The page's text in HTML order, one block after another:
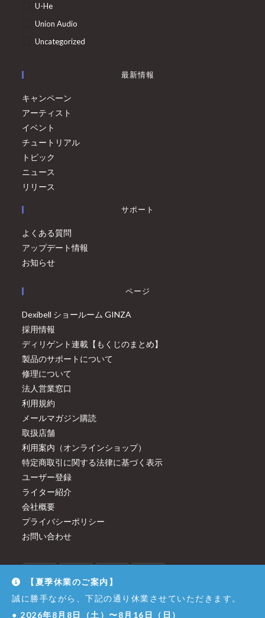
U-He
Union Audio
Uncategorized
最新情報
キャンペーン
アーティスト
イベント
チュートリアル
トピック
ニュース
リリース
サポート
よくある質問
アップデート情報
お知らせ
ページ
Dexibell ショールーム GINZA
採用情報
ディリゲント連載【もくじのまとめ】
製品のサポートについて
修理について
法人営業窓口
利用規約
メールマガジン購読
取扱店舗
利用案内（オンラインショップ）
特定商取引に関する法律に基づく表示
ユーザー登録
ライター紹介
会社概要
プライバシーポリシー
お問い合わせ
【夏季休業のご案内】
誠に勝手ながら、下記の通り休業させていただきます。
● 2026年8月8日（土）〜8月16日（日）